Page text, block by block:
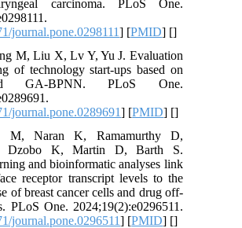
carcinoma. PLoS One.
journal.pone.0298111] [PMID] [
M, Liu X, Lv Y, Yu J. Evaluation
of technology start-ups based on
GA-BPNN. PLoS One.
journal.pone.0289691] [PMID] [
M, Naran K, Ramamurthy D,
Dzobo K, Martin D, Barth S.
and bioinformatic analyses link
receptor transcript levels to the
of breast cancer cells and drug off-
PLoS One. 2024;19(2):e0296511.
journal.pone.0296511] [PMID] [